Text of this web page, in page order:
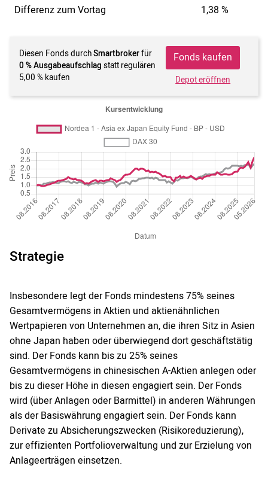
Differenz zum Vortag
1,38 %
Diesen Fonds durchSmartbrokerfür
0 % Ausgabeaufschlag statt regulären
5,00 % kaufen
Fonds kaufen
Depot eröffnen
Strategie
Insbesondere legt der Fonds mindestens 75% seines
Gesamtvermögens in Aktien und aktienähnlichen
Wertpapieren von Unternehmen an, die ihren Sitz in Asien
ohne Japan haben oder überwiegend dort geschäftstätig
sind. Der Fonds kann bis zu 25% seines
Gesamtvermögens in chinesischen A-Aktien anlegen oder
bis zu dieser Höhe in diesen engagiert sein. Der Fonds
wird (über Anlagen oder Barmittel) in anderen Währungen
als der Basiswährung engagiert sein. Der Fonds kann
Derivate zu Absicherungszwecken (Risikoreduzierung),
zur effizienten Portfolioverwaltung und zur Erzielung von
Anlageerträgen einsetzen.